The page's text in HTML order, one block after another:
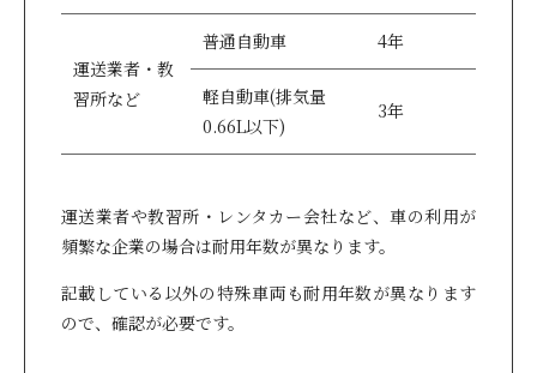
運送業者・教
習所など
普通自動車 4年
軽自動車(排気量
0.66L以下)
3年
運送業者や教習所・レンタカー会社など、車の利用が
頻繁な企業の場合は耐用年数が異なります。
記載している以外の特殊車両も耐用年数が異なります
ので、確認が必要です。